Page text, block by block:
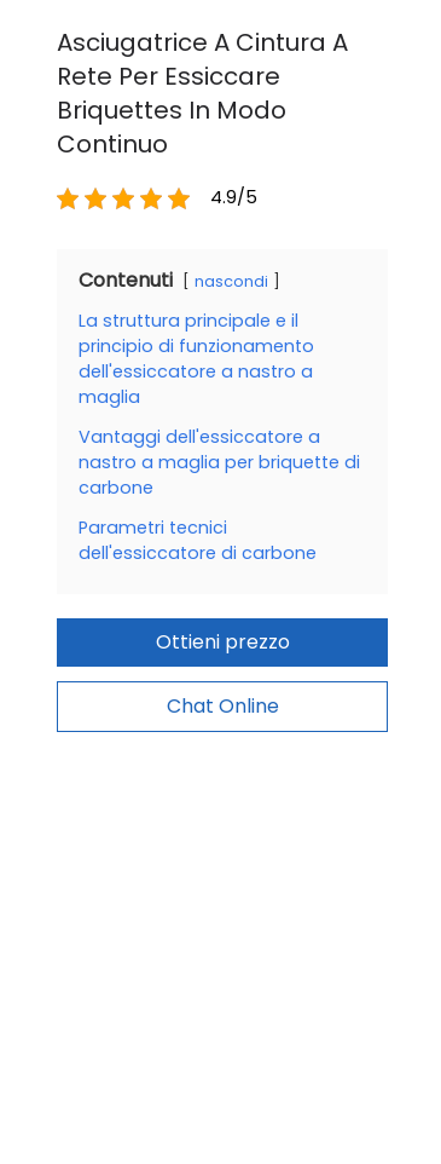
Asciugatrice A Cintura A
Rete Per Essiccare
Briquettes In Modo
Continuo
4.9/5
Contenuti nascondi
La struttura principale e il
principio di funzionamento
dell'essiccatore a nastro a
maglia
Vantaggi dell'essiccatore a
nastro a maglia per briquette di
carbone
Parametri tecnici
dell'essiccatore di carbone
Ottieni prezzo
Chat Online